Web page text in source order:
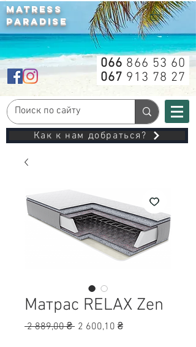
MATRESS
PARADISE
066 866 53 60
067 913 78 27
Как к нам добраться?
Матрас RELAX Zen
2 889,00 ₴ Обычная
2 600,10 ₴Спеццена